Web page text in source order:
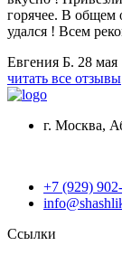
горячее. В общем
удался ! Всем
Евгения Б. 28 мая
читать все отзывы
г. Москва,
+7 (929)
Ссылки